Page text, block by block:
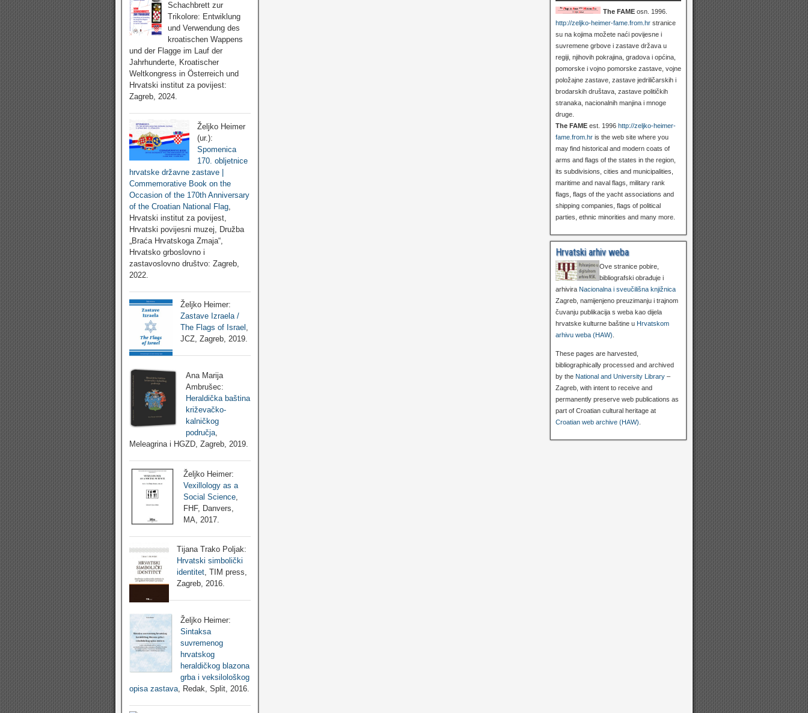
Schachbrett zur
Trikolore: Entwiklung
und Verwendung des
kroatischen Wappens
und der Flagge im Lauf der
Jahrhunderte, Kroatischer
Weltkongress in Österreich und
Hrvatski institut za povijest:
Zagreb, 2024.
Željko Heimer
(ur.):
Spomenica
170. obljetnice
hrvatske državne zastave |
Commemorative Book on the
Occasion of the 170th Anniversary
of the Croatian National Flag
Hrvatski institut za povijest,
Hrvatski povijesni muzej, Družba
„Braća Hrvatskoga Zmaja“,
Hrvatsko grboslovno i
zastavoslovno društvo: Zagreb,
2022.
Željko Heimer:
Zastave Izraela /
The Flags of Israel ,
JCZ, Zagreb, 2019.
Ana Marija
Ambrušec:
Heraldička baština
križevačko-
kalničkog
područja,
Meleagrina i HGZD, Zagreb, 2019.
Željko Heimer:
Vexillology as a
Social Science
FHF, Danvers,
MA, 2017.
Tijana Trako Poljak:
Hrvatski simbolički
identitet, TIM press,
Zagreb, 2016.
Željko Heimer:
Sintaksa
suvremenog
hrvatskog
heraldičkog blazona
grba i veksilološkog
opisa zastava, Redak, Split, 2016.
The FAMEosn. 1996.
http://zeljko-heimer-fame.from.hrstranice
su na kojima možete naći povijesne i
suvremene grbove i zastave država u
regiji, njihovih pokrajina, gradova i općina,
pomorske i vojno pomorske zastave, vojne
položajne zastave, zastave jedriličarskih i
brodarskih društava, zastave političkih
stranaka, nacionalnih manjina i mnoge
druge.
The FAMEest. 1996 http://zeljko-heimer-
fame.from.hris the web site where you
may find historical and modern coats of
arms and flags of the states in the region,
its subdivisions, cities and municipalities,
maritime and naval flags, military rank
flags, flags of the yacht associations and
shipping companies, flags of political
parties, ethnic minorities and many more.
Hrvatski arhiv weba
Ove stranice pobire,
bibliografski obrađuje i
arhivira Nacionalna i sveučilišna knjižnica
Zagreb, namijenjeno preuzimanju i trajnom
čuvanju publikacija s weba kao dijela
hrvatske kulturne baštine u Hrvatskom
arhivu weba (HAW)
These pages are harvested,
bibliographically processed and archived
by the National and University Library–
Zagreb, with intent to receive and
permanently preserve web publications as
part of Croatian cultural heritage at
Croatian web archive (HAW)